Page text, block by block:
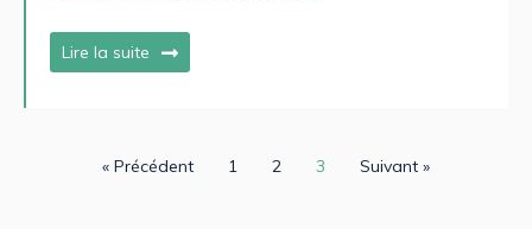
Lire la suite
« Précédent 1 2 3 Suivant »